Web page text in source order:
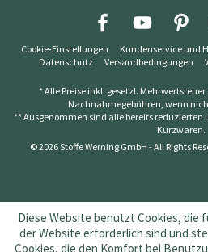
Cookie-Einstellungen Kundenservice und
Datenschutz
Versandbedingungen
* Alle Preise inkl. gesetzl. Mehrwertsteuer
Nachnahmegebühren, wenn
** Ausgenommen sind alle bereits reduzierten
Kurzwaren.
© 2026 Stoffe Werning GmbH - All Rights
Diese Website benutzt Cookies, die
der Website erforderlich sind und
Cookies, die den Komfort bei